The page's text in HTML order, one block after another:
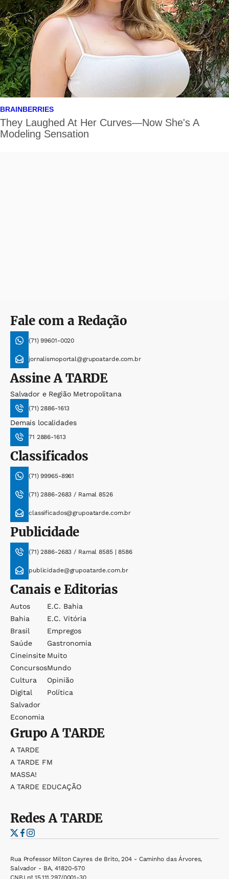
Fale com a Redação
(71) 99601-0020
jornalismoportal@grupoatarde.com.br
AssineA TARDE
Salvador e Região Metropolitana
(71) 2886-1613
Demais localidades
71 2886-1613
Classificados
(71) 99965-8961
(71) 2886-2683 / Ramal 8526
classificados@grupoatarde.com.br
Publicidade
(71) 2886-2683 / Ramal 8585 | 8586
publicidade@grupoatarde.com.br
Canais e Editorias
Autos
Bahia
Brasil
Saúde
Cineinsite
Concursos
Cultura
Digital
Salvador
Economia
E.c. Bahia
E.c. Vitória
Empregos
Gastronomia
Muito
Mundo
Opinião
Política
GrupoA TARDE
A TARDE
A TARDE FM
MASSA!
A TARDE EDUCAÇÃO
RedesA TARDE
Rua Professor Milton Cayres de Brito, 204 - Caminho das Árvores,
Salvador - BA, 41820-570
CNPJ nº 15.111.297/0001-30